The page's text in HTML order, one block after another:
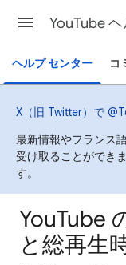
YouTube
ヘルプ センター コ
X（旧 Twitter）で
最新情報やフランス
受け取ることができ
す。
YouTube
と総再生